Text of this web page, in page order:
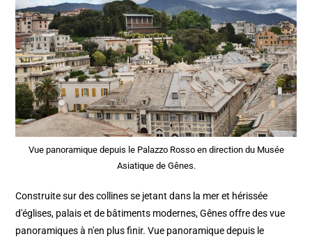
Vue panoramique depuis le Palazzo Rosso en direction du Musée
Asiatique de Gênes.
Construite sur des collines se jetant dans la mer et hérissée
d'églises, palais et de bâtiments modernes, Gênes offre des vue
panoramiques à n'en plus finir. Vue panoramique depuis le